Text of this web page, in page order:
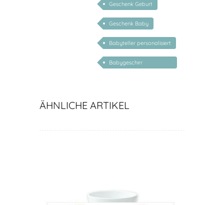
Geschenk Geburt
Geschenk Baby
Babyteller personalisiert
Babygeschirr
ÄHNLICHE ARTIKEL